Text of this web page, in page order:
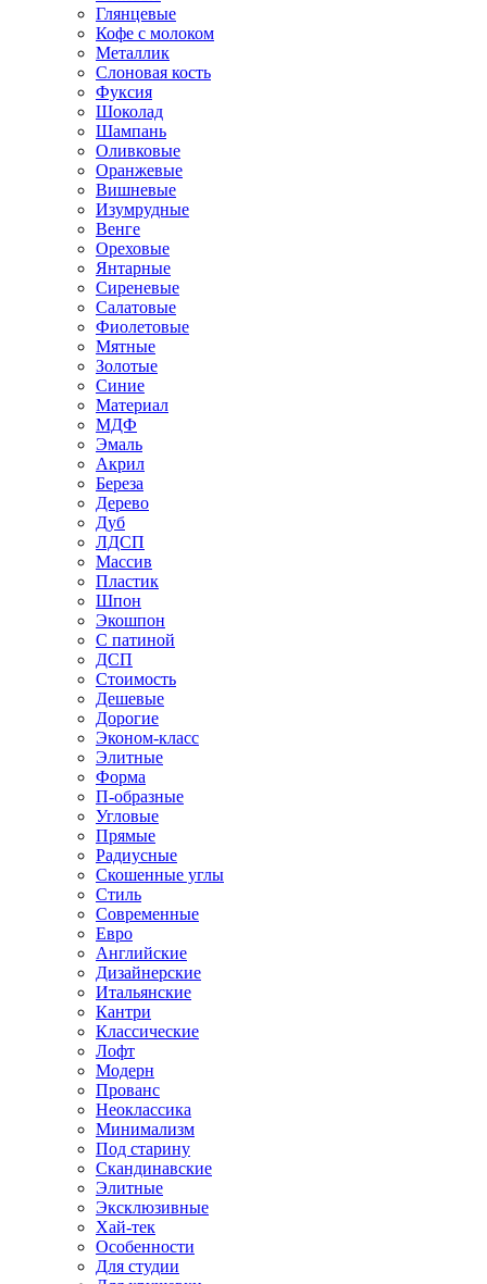
Глянцевые
Кофе с молоком
Металлик
Слоновая кость
Фуксия
Шоколад
Шампань
Оливковые
Оранжевые
Вишневые
Изумрудные
Венге
Ореховые
Янтарные
Сиреневые
Салатовые
Фиолетовые
Мятные
Золотые
Синие
Материал
МДФ
Эмаль
Акрил
Береза
Дерево
Дуб
ЛДСП
Массив
Пластик
Шпон
Экошпон
С патиной
ДСП
Стоимость
Дешевые
Дорогие
Эконом-класс
Элитные
Форма
П-образные
Угловые
Прямые
Радиусные
Скошенные углы
Стиль
Современные
Евро
Английские
Дизайнерские
Итальянские
Кантри
Классические
Лофт
Модерн
Прованс
Неоклассика
Минимализм
Под старину
Скандинавские
Элитные
Эксклюзивные
Хай-тек
Особенности
Для студии